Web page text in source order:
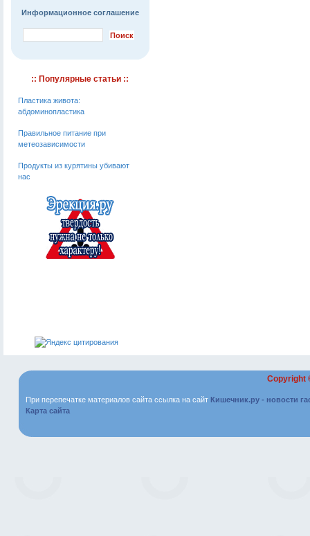
Информационное соглашение
:: Популярные статьи ::
Пластика живота:
абдоминопластика
Правильное питание при
метеозависимости
Продукты из курятины убивают
нас
Copyright
При перепечатке материалов сайта ссылка на сайт Кишечник.ру - новости
Карта сайта